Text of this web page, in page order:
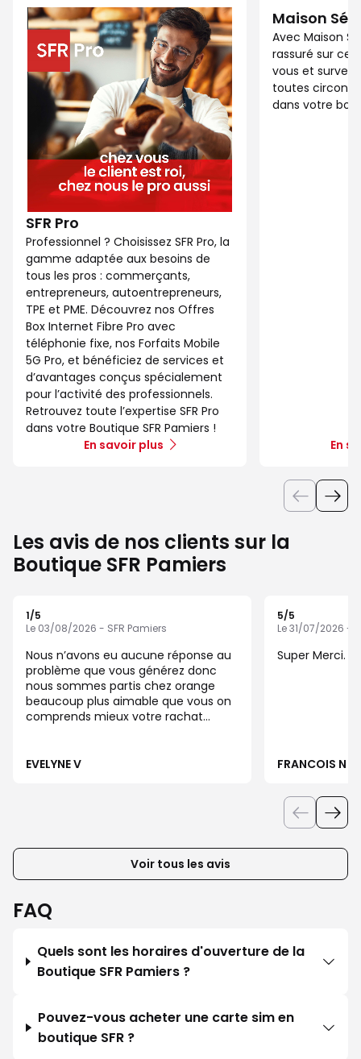
SFR Pro
Professionnel ? Choisissez SFR Pro, la
gamme adaptée aux besoins de
tous les pros : commerçants,
entrepreneurs, autoentrepreneurs,
TPE et PME. Découvrez nos Offres
Box Internet Fibre Pro avec
téléphonie fixe, nos Forfaits Mobile
5G Pro, et bénéficiez de services et
d’avantages conçus spécialement
pour l’activité des professionnels.
Retrouvez toute l’expertise SFR Pro
dans votre Boutique SFR Pamiers !
En savoir plus
Maison
Avec Maison
rassuré sur ce
vous et
toutes
dans votre
En
Les avis de nos clients sur la
Boutique SFR Pamiers
1/5
Le 03/08/2026 - SFR Pamiers
Nous n’avons eu aucune réponse au
problème que vous générez donc
nous sommes partis chez orange
beaucoup plus aimable que vous on
comprends mieux votre rachat
EVELYNE V
5/5
Le 31/07/2026 -
Super
FRANCOIS N
Voir tous les avis
FAQ
Quels sont les horaires d'ouverture de la
Boutique SFR Pamiers ?
Pouvez-vous acheter une carte sim en
boutique SFR ?